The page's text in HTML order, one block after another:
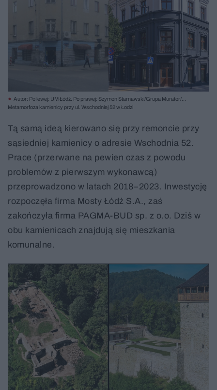
Autor: Po lewej: UM Łódź. Po prawej: Szymon Starnawski/Grupa Murator/
Materiały prasowe
Metamorfoza kamienicy przy ul. Wschodniej 52 w Łodzi
Tą samą ideą kierowano się przy remoncie przy
sąsiedniej kamienicy o adresie Wschodnia 52.
Prace (przerwane na pewien czas z powodu
problemów z pierwszym wykonawcą)
przeprowadzono w latach 2018–2023. Inwestycję
rozpoczęła firma Mosty Łódź S.A., zaś
zakończyła firma PAGMA-BUD sp. z o.o. Dziś w
obu kamienicach znajdują się mieszkania
komunalne.